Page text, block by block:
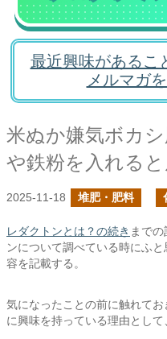
最近興味があるこ
メルマガ
米ぬか嫌気ボカ
や鉄粉を入れる
2025-11-18 堆肥・肥料
レダクトンとは？の続き まで
ンについて調べている時にふ
容を記載する。
気になったことの前に触れて
に興味を持っている理由として